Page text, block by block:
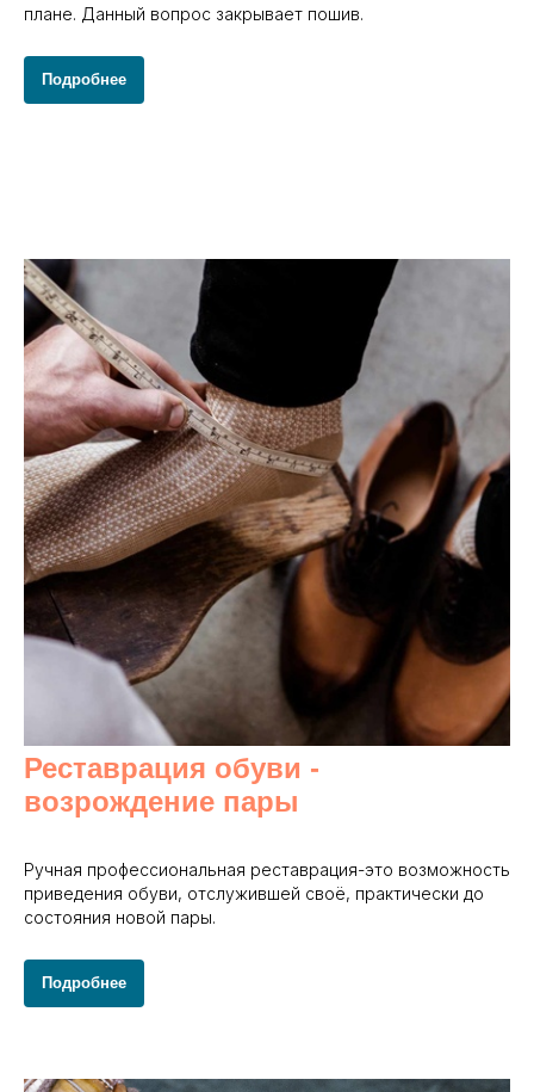
плане. Данный вопрос закрывает пошив.
Подробнее
Реставрация обуви -
возрождение пары
Ручная профессиональная реставрация-это возможность
приведения обуви, отслужившей своё, практически до
состояния новой пары.
Подробнее